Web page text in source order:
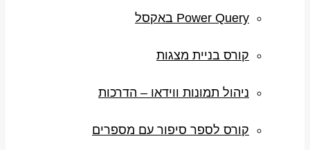
Power Query באקסל
קורס בניית מצגות
ניהול תמונות ווידאו – הדרכות
קורס לספר סיפור עם מספרים